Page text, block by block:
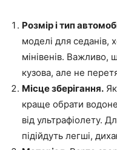
Розмір і тип
моделі для седанів,
мінівенів. Важливо,
кузова, але не
Місце зберігання.
краще обрати
від ультрафіолету.
підійдуть легші,